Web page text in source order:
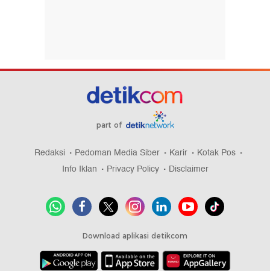
part of
Redaksi Pedoman Media Siber Karir
Kotak Pos
Info Iklan
Privacy Policy Disclaimer
Download aplikasi detikcom